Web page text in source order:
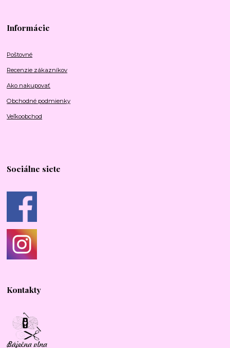
Informácie
Poštovné
Recenzie zákazníkov
Ako nakupovať
Obchodné podmienky
Veľkoobchod
Sociálne siete
Kontakty